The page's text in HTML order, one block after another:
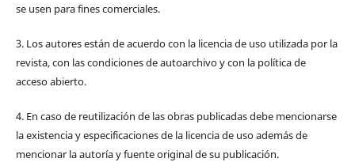
se usen para fines comerciales.
3. Los autores están de acuerdo con la licencia de uso utilizada por la
revista, con las condiciones de autoarchivo y con la política de
acceso abierto.
4. En caso de reutilización de las obras publicadas debe mencionarse
la existencia y especificaciones de la licencia de uso además de
mencionar la autoría y fuente original de su publicación.